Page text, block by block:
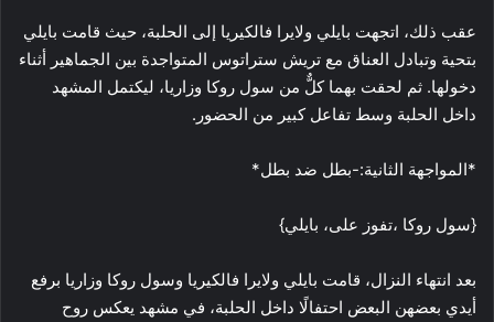
عقب ذلك، اتجهت بايلي ولايرا فالكيريا إلى الحلبة، حيث قامت بايلي
بتحية وتبادل العناق مع تريش ستراتوس المتواجدة بين الجماهير أثناء
دخولها. ثم لحقت بهما كلٌّ من سول روكا وزاريا، ليكتمل المشهد
داخل الحلبة وسط تفاعل كبير من الحضور.
*المواجهة الثانية:-بطل ضد بطل*
{سول روكا ،تفوز على، بايلي}
بعد انتهاء النزال، قامت بايلي ولايرا فالكيريا وسول روكا وزاريا برفع
أيدي بعضهن البعض احتفالًا داخل الحلبة، في مشهد يعكس روح